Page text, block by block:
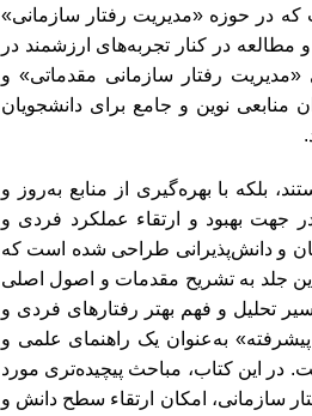
که در حوزه «مدیریت رفتار سازمانی»
تحلیل و مطالعه در کنار تجربه‌های ارزشمند در
دو جلدی «مدیریت رفتار سازمانی مقدماتی» و
نوین و جامع برای دانشجویان
بلکه با بهره‌گیری از منابع به‌روز و
جهت بهبود و ارتقاء عملکرد فردی و
و دانش‌پذیرانی طراحی شده است که
این جلد به تشریح مقدمات و اصول اصلی
تحلیل و فهم بهتر رفتارهای فردی و
به‌عنوان یک راهنمای علمی و
این کتاب، مباحث پیچیده‌تری مورد
سازمانی، امکان ارتقاء سطح دانش و